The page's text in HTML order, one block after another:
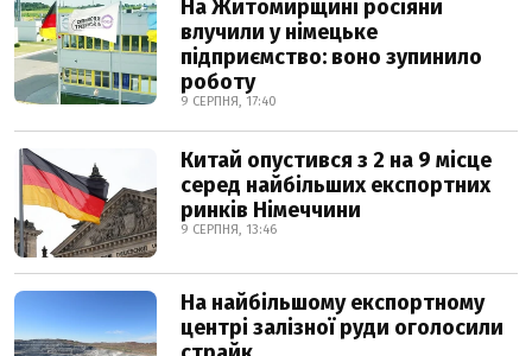
На Житомирщині росіяни
влучили у німецьке
підприємство: воно зупинило
роботу
9 СЕРПНЯ, 17:40
Китай опустився з 2 на 9 місце
серед найбільших експортних
ринків Німеччини
9 СЕРПНЯ, 13:46
На найбільшому експортному
центрі залізної руди оголосили